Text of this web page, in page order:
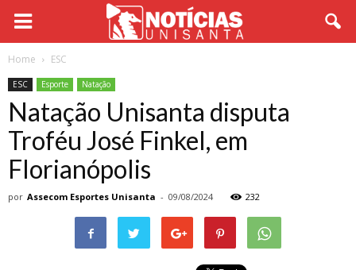
Home ESC
ESC Esporte Natação
Natação Unisanta disputa
Troféu José Finkel, em
Florianópolis
por Assecom Esportes Unisanta - 09/08/2024 232